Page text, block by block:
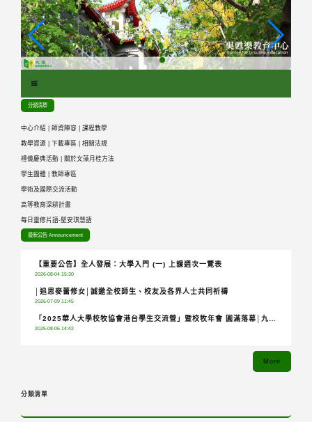
分類清單
中心介紹 師資陣容 課程教學
教學資源 下載專區 相關法規
禮儀慶典活動 關於文藻月桂方法
學生團體 教師專區
學術及國際交流活動
高等教育深耕計畫
每日靈修片語-聖安琪慧語
最新公告 Announcement
【重要公告】全人發展：大學入門 (一) 上課週次一覽表
2026-08-04 15:30
│追思麥蕾修女│誠邀全校師生、校友及各界人士共同祈禱
2026-07-09 11:45
「2025華人大學校牧協會港台學生交流營」暨校牧年會 圓滿落幕│九校
2025-08-06 14:42
More
分類清單